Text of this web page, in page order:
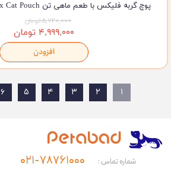
پوچ گربه فلیکس با طعم ماهی تن Felix Cat Pouch بسته 26 عددی
۵,۷۲۰,۰۰۰ تومان
۴,۹۹۹,۰۰۰ تومان
افزودن
۱ ۲ ۳ ۴ ۵ ۶
شماره تماس : ۰۲۱-۷۸۷۶۱۰۰۰